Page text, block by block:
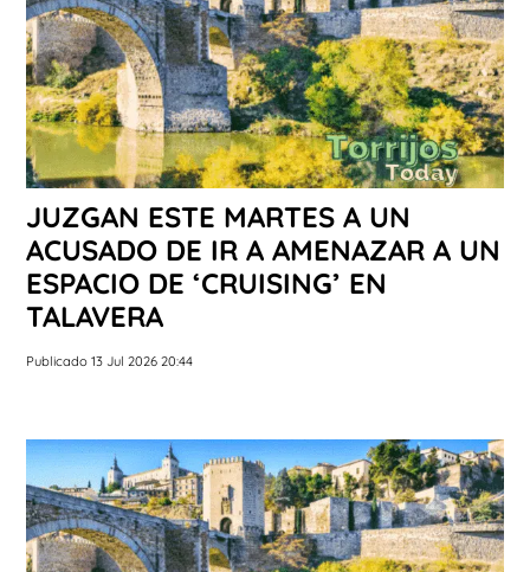
JUZGAN ESTE MARTES A UN
ACUSADO DE IR A AMENAZAR A UN
ESPACIO DE ‘CRUISING’ EN
TALAVERA
Publicado 13 Jul 2026 20:44